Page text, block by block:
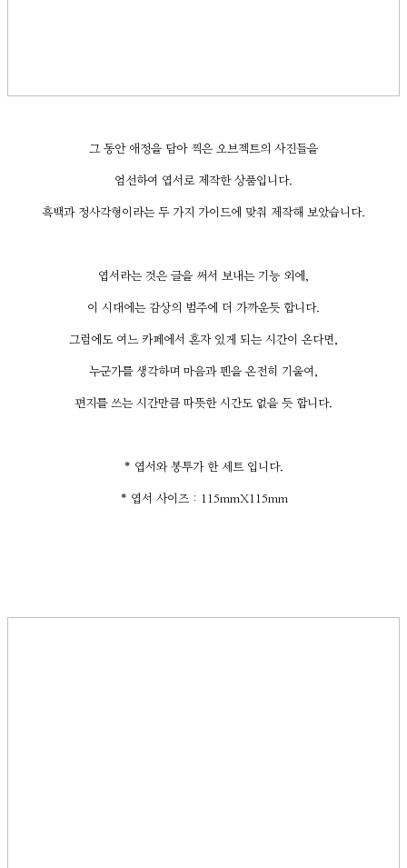
그 동안 애정을 담아 찍은 오브젝트의 사진들을
엄선하여 엽서로 제작한 상품입니다.
흑백과 정사각형이라는 두 가지 가이드에 맞춰 제작해 보았습니다.
엽서라는 것은 글을 써서 보내는 기능 외에,
이 시대에는 감상의 범주에 더 가까운듯 합니다.
그럼에도 여느 카페에서 혼자 있게 되는 시간이 온다면,
누군가를 생각하며 마음과 펜을 온전히 기울여,
편지를 쓰는 시간만큼 따뜻한 시간도 없을 듯 합니다.
* 엽서와 봉투가 한 세트 입니다.
* 엽서 사이즈 : 115mmX115mm